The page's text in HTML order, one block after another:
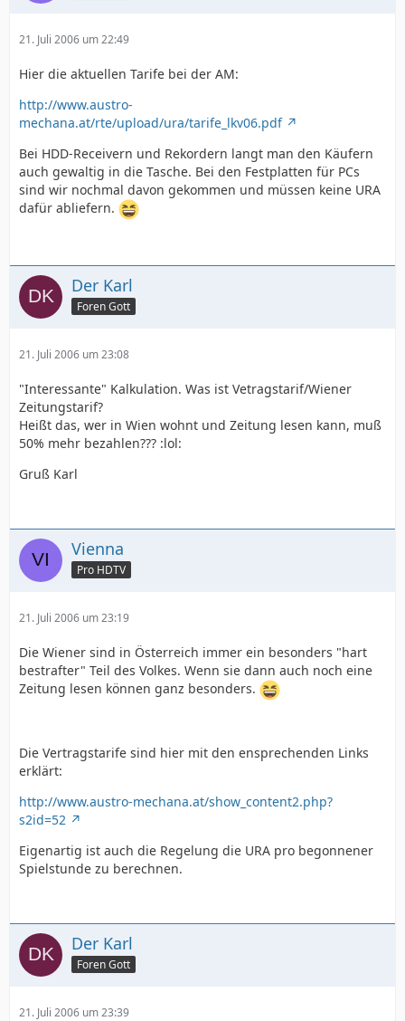
21. Juli 2006 um 22:49
Hier die aktuellen Tarife bei der AM:
http://www.austro-
mechana.at/rte/upload/ura/tarife_lkv06.pdf
Bei HDD-Receivern und Rekordern langt man den Käufern
auch gewaltig in die Tasche. Bei den Festplatten für PCs
sind wir nochmal davon gekommen und müssen keine URA
dafür abliefern.
Der Karl
Foren Gott
21. Juli 2006 um 23:08
"Interessante" Kalkulation. Was ist Vetragstarif/Wiener
Zeitungstarif?
Heißt das, wer in Wien wohnt und Zeitung lesen kann, muß
50% mehr bezahlen??? :lol:
Gruß Karl
Vienna
Pro HDTV
21. Juli 2006 um 23:19
Die Wiener sind in Österreich immer ein besonders "hart
bestrafter" Teil des Volkes. Wenn sie dann auch noch eine
Zeitung lesen können ganz besonders.
Die Vertragstarife sind hier mit den ensprechenden Links
erklärt:
http://www.austro-mechana.at/show_content2.php?
s2id=52
Eigenartig ist auch die Regelung die URA pro begonnener
Spielstunde zu berechnen.
Der Karl
Foren Gott
21. Juli 2006 um 23:39